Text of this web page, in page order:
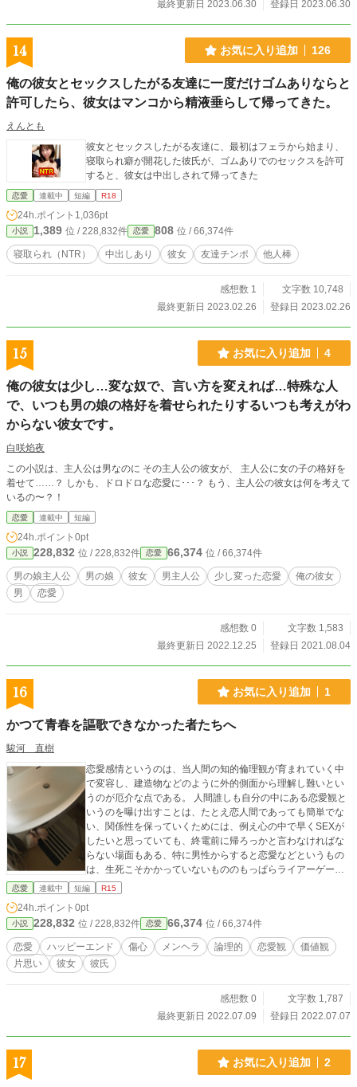
最終更新日 2023.06.30
登録日 2023.06.30
14 お気に入り追加 126
俺の彼女とセックスしたがる友達に一度だけゴムありならと
許可したら、彼女はマンコから精液垂らして帰ってきた。
えんとも
彼女とセックスしたがる友達に、最初はフェラから始まり、
寝取られ癖が開花した彼氏が、ゴムありでのセックスを許可
すると、彼女は中出しされて帰ってきた
恋愛 連載中 短編 R18
24h.ポイント 1,036pt
小説 1,389 位 / 228,832件 恋愛 808 位 / 66,374件
寝取られ（NTR） 中出しあり 彼女 友達チンポ 他人棒
感想数 1
文字数 10,748
最終更新日 2023.02.26
登録日 2023.02.26
15 お気に入り追加 4
俺の彼女は少し…変な奴で、言い方を変えれば…特殊な人
で、いつも男の娘の格好を着せられたりするいつも考えがわ
からない彼女です。
白咲焰夜
この小説は、主人公は男なのに その主人公の彼女が、 主人公に女の子の格好を
着せて……？ しかも、ドロドロな恋愛に･･･？ もう、主人公の彼女は何を考えて
いるの〜？！
恋愛 連載中 短編
24h.ポイント 0pt
小説 228,832 位 / 228,832件 恋愛 66,374 位 / 66,374件
男の娘主人公 男の娘 彼女 男主人公 少し変った恋愛
俺の彼女
男
恋愛
感想数 0
文字数 1,583
最終更新日 2022.12.25
登録日 2021.08.04
16 お気に入り追加 1
かつて青春を謳歌できなかった者たちへ
駿河 直樹
恋愛感情というのは、当人間の知的倫理観が育まれていく中
で変容し、建造物などのように外的側面から理解し難いとい
うのが厄介な点である。 人間誰しも自分の中にある恋愛観と
いうのを曝け出すことは、たとえ恋人間であっても簡単でな
い、関係性を保っていくためには、例え心の中で早くSEXが
したいと思っていても、終電前に帰ろっかと言わなければな
らない場面もある、特に男性からすると恋愛などというもの
は、生死こそかかっていないもののもっぱらライアーゲーム
のようなもので、秒間での思考はスポーツ漫画の一コマのそ
れた男の葛藤劇を男性は共感、女性は男ってこんなこと考え
てるんだと言った具合に読んでいただけたら幸いです。
恋愛 連載中 短編 R15
24h.ポイント 0pt
小説 228,832 位 / 228,832件 恋愛 66,374 位 / 66,374件
恋愛 ハッピーエンド 傷心 メンヘラ 論理的 恋愛観
価値観
片思い
彼女 彼氏
感想数 0
文字数 1,787
最終更新日 2022.07.09
登録日 2022.07.07
17 お気に入り追加 2